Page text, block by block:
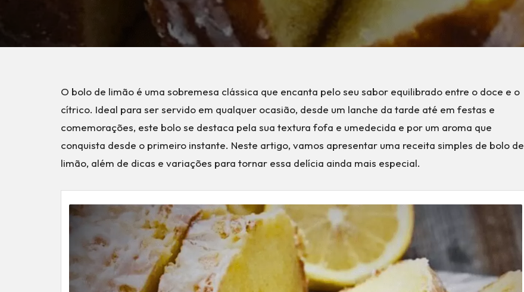
O bolo de limão é uma sobremesa clássica que encanta pelo seu sabor equilibrado entre o doce e o
cítrico. Ideal para ser servido em qualquer ocasião, desde um lanche da tarde até em festas e
comemorações, este bolo se destaca pela sua textura fofa e umedecida e por um aroma que
conquista desde o primeiro instante. Neste artigo, vamos apresentar uma receita simples de bolo de
limão, além de dicas e variações para tornar essa delícia ainda mais especial.